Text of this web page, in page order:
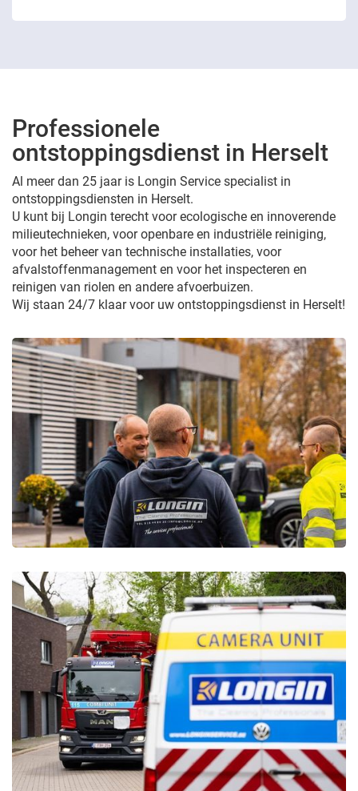
Professionele
ontstoppingsdienst in Herselt
Al meer dan 25 jaar is Longin Service specialist in
ontstoppingsdiensten in Herselt.
U kunt bij Longin terecht voor ecologische en innoverende
milieutechnieken, voor openbare en industriële reiniging,
voor het beheer van technische installaties, voor
afvalstoffenmanagement en voor het inspecteren en
reinigen van riolen en andere afvoerbuizen.
Wij staan 24/7 klaar voor uw ontstoppingsdienst in Herselt!